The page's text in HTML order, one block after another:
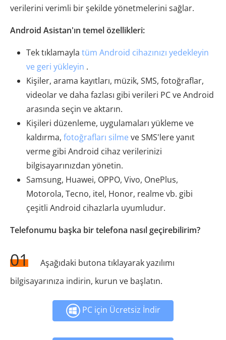
verilerini verimli bir şekilde yönetmelerini sağlar.
Android Asistan'ın temel özellikleri:
Tek tıklamayla tüm Android cihazınızı yedekleyin
ve geri yükleyin .
Kişiler, arama kayıtları, müzik, SMS, fotoğraflar,
videolar ve daha fazlası gibi verileri PC ve Android
arasında seçin ve aktarın.
Kişileri düzenleme, uygulamaları yükleme ve
kaldırma, fotoğrafları silme ve SMS'lere yanıt
verme gibi Android cihaz verilerinizi
bilgisayarınızdan yönetin.
Samsung, Huawei, OPPO, Vivo, OnePlus,
Motorola, Tecno, itel, Honor, realme vb. gibi
çeşitli Android cihazlarla uyumludur.
Telefonumu başka bir telefona nasıl geçirebilirim?
01
Aşağıdaki butona tıklayarak yazılımı
bilgisayarınıza indirin, kurun ve başlatın.
PC için Ücretsiz İndir